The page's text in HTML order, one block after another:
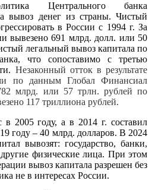
Центрального банка
вывоз денег из страны. Чистый
в России с 1994 г. За
вывезено 691 млрд. долл. или 50
легальный вывоз капитала по
что сопоставимо с третью
Незаконный отток в результате
по данным Глобал Финансиал
млрд. или 57 трлн. рублей по
117 триллиона рублей.
2005 году, а в 2014 г. составил
году – 40 млрд. долларов. В 2024
вывозят: государство, банки,
физические лица. При этом
вывоз капитала разрешен без
не в интересах России.